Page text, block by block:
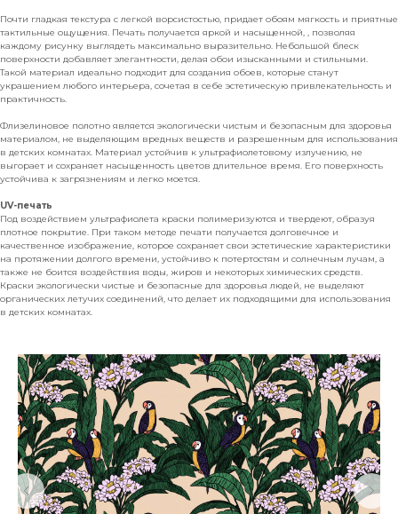
Почти гладкая текстура с легкой ворсистостью, придает обоям мягкость и приятные
тактильные ощущения. Печать получается яркой и насыщенной, , позволяя
каждому рисунку выглядеть максимально выразительно. Небольшой блеск
поверхности добавляет элегантности, делая обои изысканными и стильными.
Такой материал идеально подходит для создания обоев, которые станут
украшением любого интерьера, сочетая в себе эстетическую привлекательность и
практичность.
Флизелиновое полотно является экологически чистым и безопасным для здоровья
материалом, не выделяющим вредных веществ и разрешенным для использования
в детских комнатах. Материал устойчив к ультрафиолетовому излучению, не
выгорает и сохраняет насыщенность цветов длительное время. Его поверхность
устойчива к загрязнениям и легко моется.
UV-печать
Под воздействием ультрафиолета краски полимеризуются и твердеют, образуя
плотное покрытие. При таком методе печати получается долговечное и
качественное изображение, которое сохраняет свои эстетические характеристики
на протяжении долгого времени, устойчиво к потертостям и солнечным лучам, а
также не боится воздействия воды, жиров и некоторых химических средств.
Краски экологически чистые и безопасные для здоровья людей, не выделяют
органических летучих соединений, что делает их подходящими для использования
в детских комнатах.